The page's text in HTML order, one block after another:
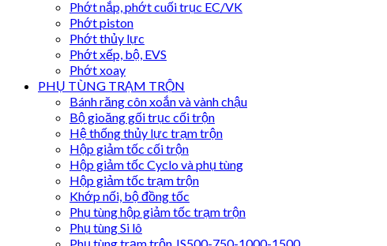
Phớt nắp, phớt cuối trục EC/VK
Phớt piston
Phớt thủy lực
Phớt xếp, bộ, EVS
Phớt xoay
PHỤ TÙNG TRẠM TRỘN
Bánh răng côn xoắn và vành chậu
Bộ gioăng gối trục cối trộn
Hệ thống thủy lực trạm trộn
Hộp giảm tốc cối trộn
Hộp giảm tốc Cyclo và phụ tùng
Hộp giảm tốc trạm trộn
Khớp nối, bộ đồng tốc
Phụ tùng hộp giảm tốc trạm trộn
Phụ tùng Si lô